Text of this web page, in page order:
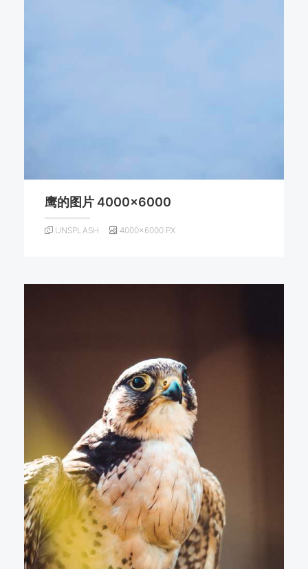
鹰的图片 4000×6000
UNSPLASH 4000×6000 PX